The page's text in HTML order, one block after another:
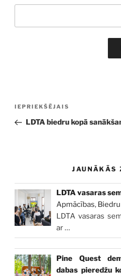
Iepriekšējā
ziņa:
IEPRIEKŠĒJAIS
LDTA biedru kopā
JAUNĀKĀS
LDTA vasaras
Apmācības,
LDTA vasaras
ar…
Pine Quest
dabas pieredžu